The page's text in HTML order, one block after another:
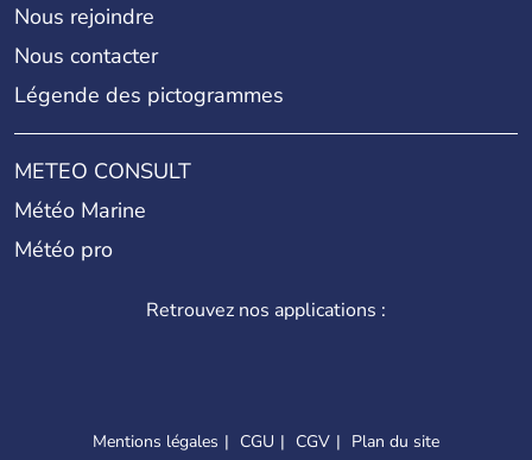
Nous rejoindre
Nous contacter
Légende des pictogrammes
METEO CONSULT
Météo Marine
Météo pro
Retrouvez nos applications :
Mentions légales CGU CGV Plan du site